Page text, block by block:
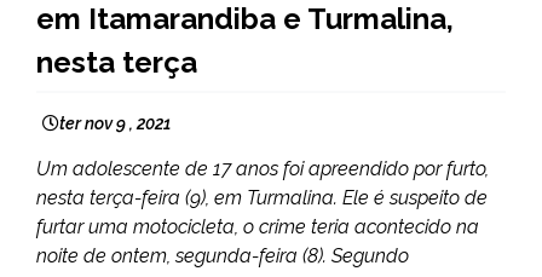
GERAIS
em Itamarandiba e Turmalina,
nesta terça
ter nov 9 , 2021
Um adolescente de 17 anos foi apreendido por furto,
nesta terça-feira (9), em Turmalina. Ele é suspeito de
furtar uma motocicleta, o crime teria acontecido na
noite de ontem, segunda-feira (8). Segundo